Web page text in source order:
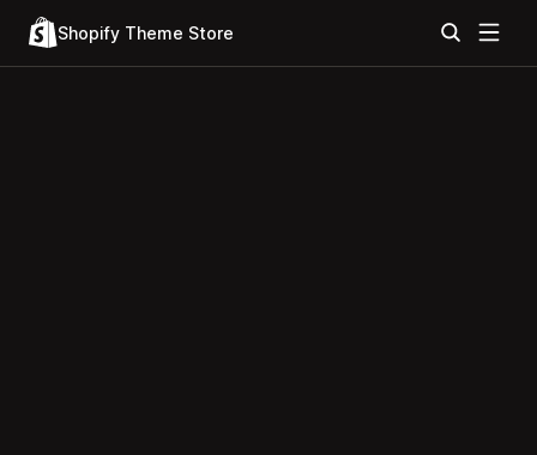
Shopify Theme Store